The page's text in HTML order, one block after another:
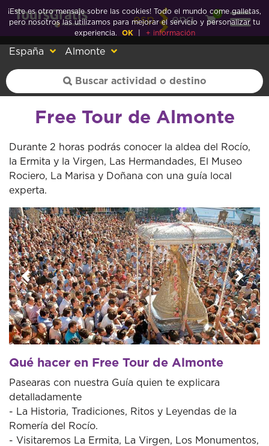
esp eng
0
España Almonte
Free Tour de Almonte
Durante 2 horas podrás conocer la aldea del Rocío,
la Ermita y la Virgen, Las Hermandades, El Museo
Rociero, La Marisa y Doñana con una guía local
experta.
Anterior
Qué hacer en Free Tour de Almonte
Pasearas con nuestra Guía quien te explicara
detalladamente
- La Historia, Tradiciones, Ritos y Leyendas de la
Romería del Rocío.
- Visitaremos La Ermita, La Virgen, Los Monumentos,
¡Este es otro mensaje sobre las cookies! Todo el mundo come galletas,
pero nosotros las utilizamos para mejorar el servicio y personalizar tu
experiencia.
OK + información